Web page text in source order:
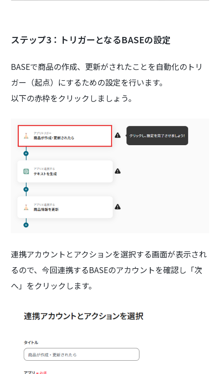
ステップ3：トリガーとなるBASEの設定
BASEで商品の作成、更新がされたことを自動化のトリ
ガー（起点）にするための設定を行います。
以下の赤枠をクリックしましょう。
連携アカウントとアクションを選択する画面が表示され
るので、今回連携するBASEのアカウントを確認し「次
へ」をクリックします。